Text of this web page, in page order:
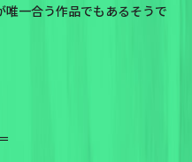
一合う作品でもあるそうで